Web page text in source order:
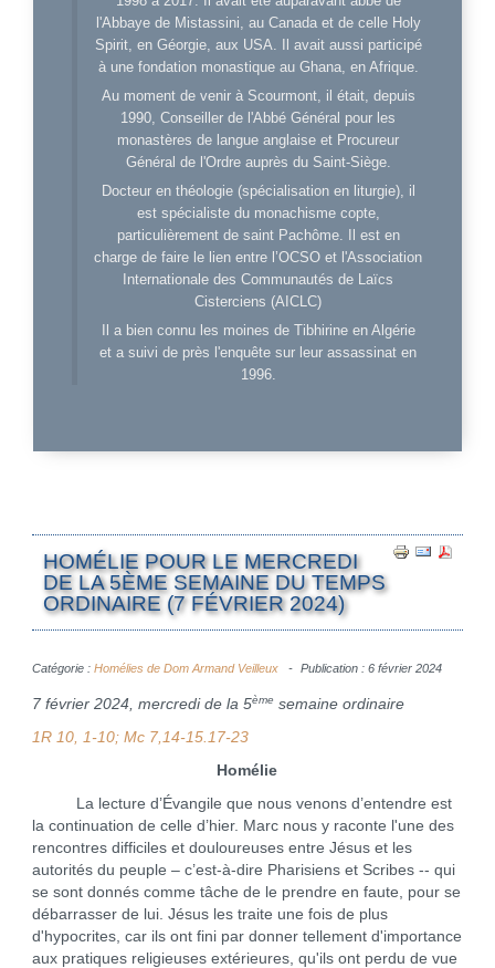
l'Abbaye de Mistassini, au Canada et de celle Holy
Spirit, en Géorgie, aux USA. Il avait aussi participé
à une fondation monastique au Ghana, en Afrique.
Au moment de venir à Scourmont, il était, depuis
1990, Conseiller de l'Abbé Général pour les
monastères de langue anglaise et Procureur
Général de l'Ordre auprès du Saint-Siège.
Docteur en théologie (spécialisation en liturgie), il
est spécialiste du monachisme copte,
particulièrement de saint Pachôme. Il est en
charge de faire le lien entre l’OCSO et l'Association
Internationale des Communautés de Laïcs
Cisterciens (AICLC)
Il a bien connu les moines de Tibhirine en Algérie
et a suivi de près l'enquête sur leur assassinat en
1996.
HOMÉLIE POUR LE MERCREDI
DE LA 5ÈME SEMAINE DU TEMPS
ORDINAIRE (7 FÉVRIER 2024)
Catégorie : Homélies de Dom Armand Veilleux Publication : 6 février 2024
7 février 2024, mercredi de la 5ème semaine ordinaire
1R 10, 1-10; Mc 7,14-15.17-23
Homélie
La lecture d’Évangile que nous venons d’entendre est
la continuation de celle d’hier. Marc nous y raconte l'une des
rencontres difficiles et douloureuses entre Jésus et les
autorités du peuple – c’est-à-dire Pharisiens et Scribes -- qui
se sont donnés comme tâche de le prendre en faute, pour se
débarrasser de lui. Jésus les traite une fois de plus
d'hypocrites, car ils ont fini par donner tellement d'importance
aux pratiques religieuses extérieures, qu'ils ont perdu de vue